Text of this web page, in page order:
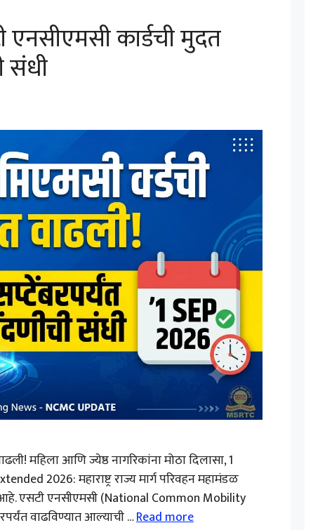
कार्डची मुदत
संधी
महिला आणि ज्येष्ठ नागरिकांना मोठा दिलासा, 1
2026: महाराष्ट्र राज्य मार्ग परिवहन महामंडळ
एसटी एनसीएमसी (National Common Mobility
वाढविण्यात आल्याची …Read more